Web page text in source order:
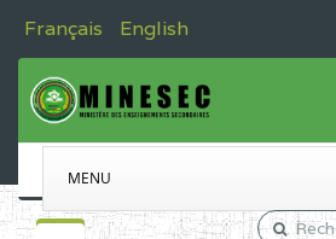
Français English
MENU